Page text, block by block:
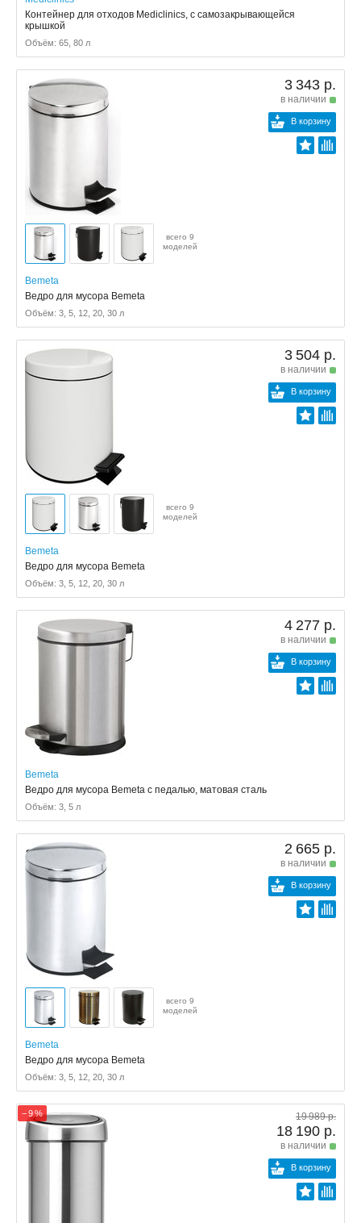
Контейнер для отходов Mediclinics, с самозакрывающейся
крышкой
Объём: 65, 80 л
3 343 р.
в наличии
В корзину
всего 9
моделей
Bemeta
Ведро для мусора Bemeta
Объём: 3, 5, 12, 20, 30 л
3 504 р.
в наличии
В корзину
всего 9
моделей
Bemeta
Ведро для мусора Bemeta
Объём: 3, 5, 12, 20, 30 л
4 277 р.
в наличии
В корзину
Bemeta
Ведро для мусора Bemeta с педалью, матовая сталь
Объём: 3, 5 л
2 665 р.
в наличии
В корзину
всего 9
моделей
Bemeta
Ведро для мусора Bemeta
Объём: 3, 5, 12, 20, 30 л
− 9 % 19 989 р.
18 190 р.
в наличии
В корзину